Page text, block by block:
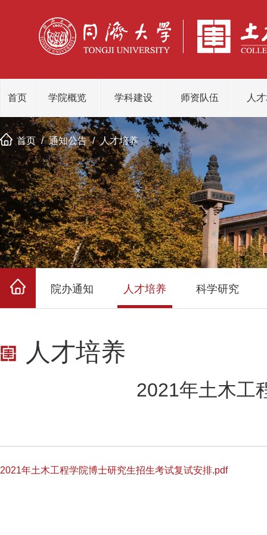
首页 学院概览 学科建设 师资队伍 人
首页 / 通知公告 / 人才培养
院办通知 人才培养 科学研究
人才培养
2021年土木工
2021年土木工程学院博士研究生招生考试复试安排.pdf